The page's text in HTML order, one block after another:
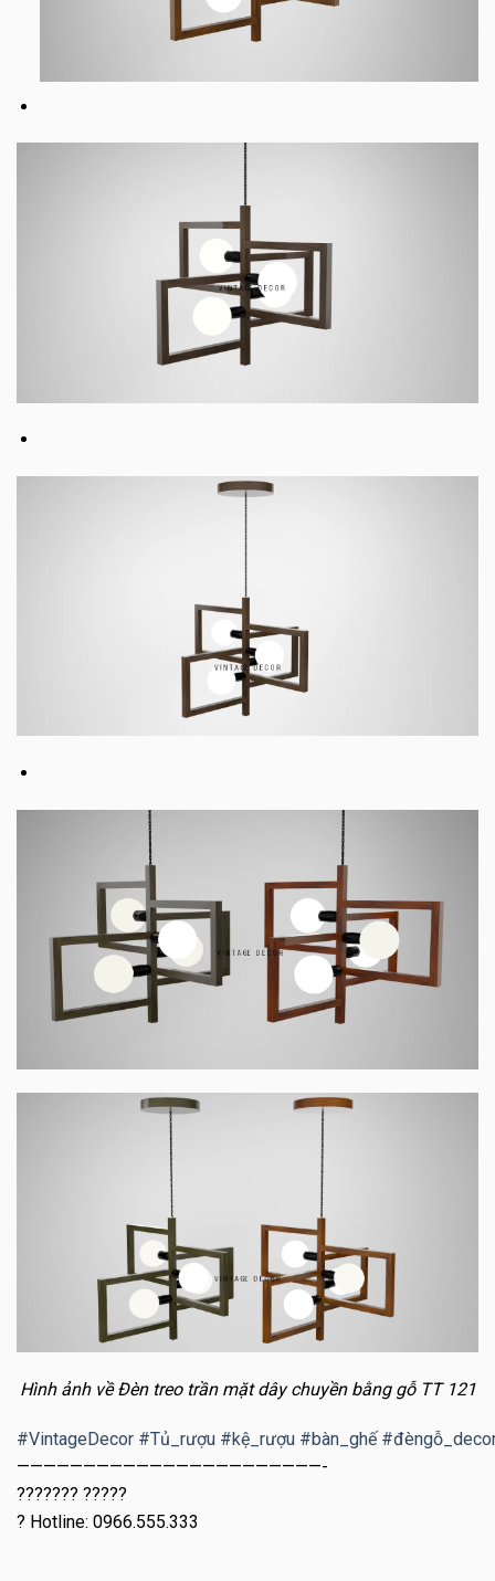
Hình ảnh về Đèn treo trần mặt dây chuyền bằng gỗ TT 121
#VintageDecor #Tủ_rượu #kệ_rượu #bàn_ghế #
———————————————————————-
??????? ?????
? Hotline: 0966.555.333